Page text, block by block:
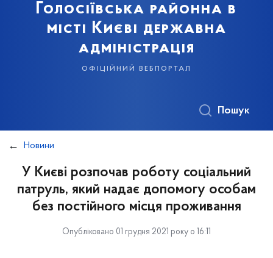
Голосіївська районна в
місті Києві державна
адміністрація
офіційний вебпортал
Пошук
Новини
У Києві розпочав роботу соціальний
патруль, який надає допомогу особам
без постійного місця проживання
Опубліковано 01 грудня 2021 року о 16:11